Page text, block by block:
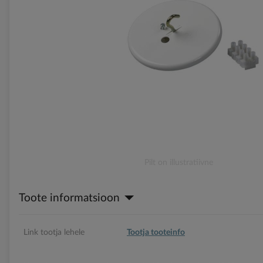
beginning
images
Toote informatsioon
Link tootja lehele Tootja tooteinfo